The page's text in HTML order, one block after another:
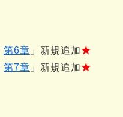
第6章 」新規追加★
第7章 」新規追加★